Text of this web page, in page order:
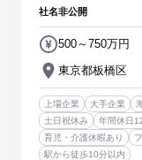
社名非公開
東京都板橋区
500～750万円
上場企業 大手企業
土日祝休み
年間休日
育児・介護休暇あり
駅から徒歩10分以内